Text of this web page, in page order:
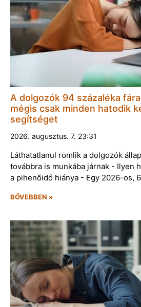
A dolgozók 94 százaléka
mégis csak minden hatodik
segítséget
2026. augusztus. 7. 23:31
Láthatatlanul romlik a dolgozók
továbbra is munkába járnak - Ilyen
a pihenőidő hiánya - Egy 2026-os,
BŐVEBBEN »